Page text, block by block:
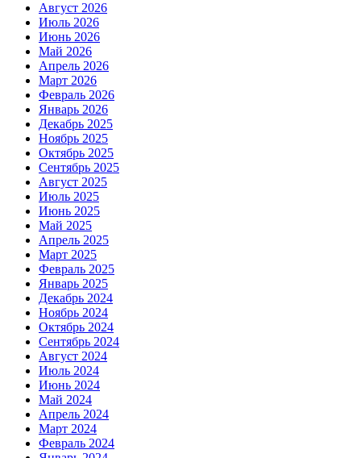
Август 2026
Июль 2026
Июнь 2026
Май 2026
Апрель 2026
Март 2026
Февраль 2026
Январь 2026
Декабрь 2025
Ноябрь 2025
Октябрь 2025
Сентябрь 2025
Август 2025
Июль 2025
Июнь 2025
Май 2025
Апрель 2025
Март 2025
Февраль 2025
Январь 2025
Декабрь 2024
Ноябрь 2024
Октябрь 2024
Сентябрь 2024
Август 2024
Июль 2024
Июнь 2024
Май 2024
Апрель 2024
Март 2024
Февраль 2024